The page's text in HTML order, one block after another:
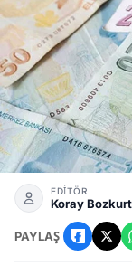
Kıdem Tazminatı
EDİTÖR
Koray Bozkurt
PAYLAŞ